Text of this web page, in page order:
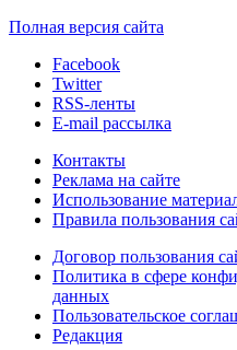
Полная версия сайта
Facebook
Twitter
RSS-ленты
E-mail рассылка
Контакты
Реклама на сайте
Использование
Правила пользования
Договор пользования
Политика в сфере
данных
Пользовательское
Редакция